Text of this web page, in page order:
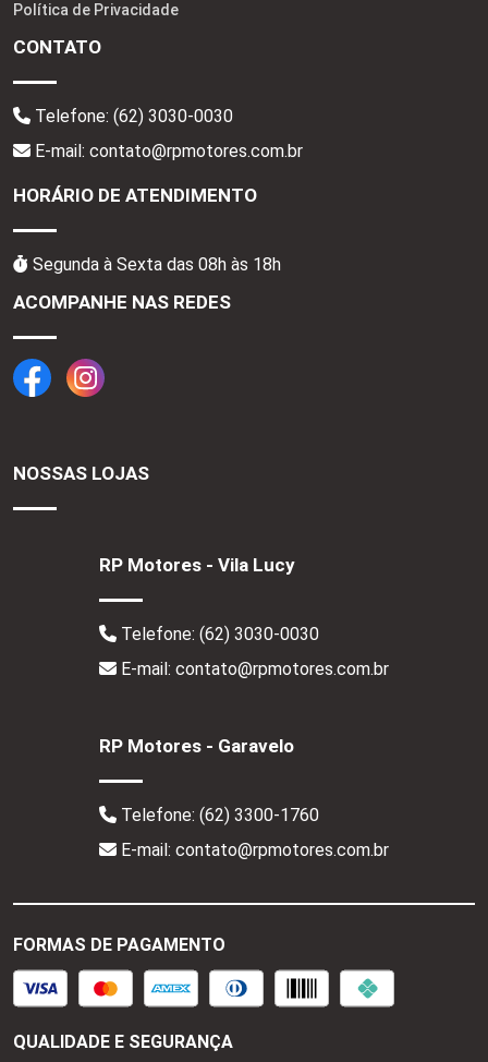
Política de Privacidade
CONTATO
Telefone: (62) 3030-0030
E-mail: contato@rpmotores.com.br
HORÁRIO DE ATENDIMENTO
Segunda à Sexta das 08h às 18h
ACOMPANHE NAS REDES
NOSSAS LOJAS
RP Motores - Vila Lucy
Telefone: (62) 3030-0030
E-mail: contato@rpmotores.com.br
RP Motores - Garavelo
Telefone: (62) 3300-1760
E-mail: contato@rpmotores.com.br
FORMAS DE PAGAMENTO
QUALIDADE E SEGURANÇA